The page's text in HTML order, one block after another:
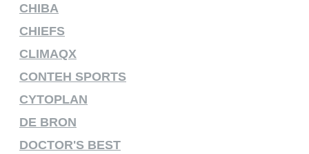
CHIBA
CHIEFS
CLIMAQX
CONTEH SPORTS
CYTOPLAN
DE BRON
DOCTOR'S BEST